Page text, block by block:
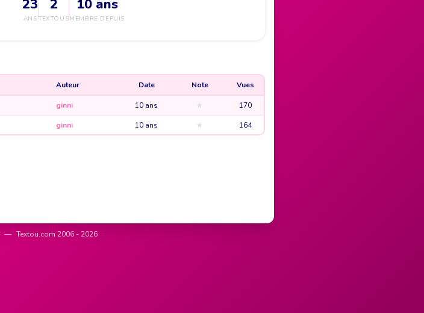
23
ANS
2
TEXTOUS
10 ans
MEMBRE DEPUIS
Auteur Date Note Vues
ginni 10 ans ★ 170
ginni 10 ans ★ 164
— Textou.com 2006 - 2026